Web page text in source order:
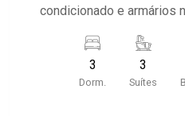
condicionado e armários
de garagem, sendo duas
ambientes; - Cozinha
planejada; - Varanda
3
Dorm.
3
Suítes